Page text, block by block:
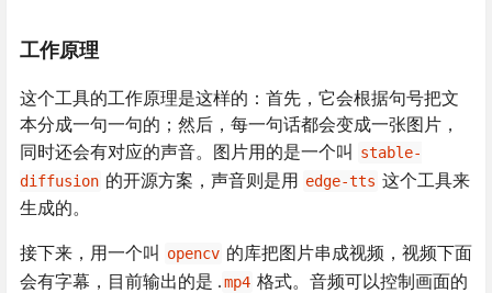
工作原理
这个工具的工作原理是这样的：首先，它会根据句号把文
本分成一句一句的；然后，每一句话都会变成一张图片，
同时还会有对应的声音。图片用的是一个叫
stable-
diffusion 的开源方案，声音则是用 edge-tts 这个工具来
生成的。
接下来，用一个叫 opencv 的库把图片串成视频，视频下面
会有字幕，目前输出的是 .mp4 格式。音频可以控制画面的